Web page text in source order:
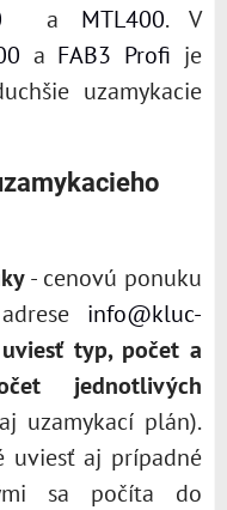
a MTL400. V
a FAB3 Profi je
uzamykacie
- cenovú ponuku
info@kluc-
uviesť typ, počet a
jednotlivých
uzamykací plán).
uviesť aj prípadné
sa počíta do